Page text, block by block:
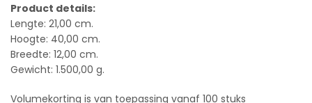
Product details:
Lengte: 21,00 cm.
Hoogte: 40,00 cm.
Breedte: 12,00 cm.
Gewicht: 1.500,00 g.
Volumekorting is van toepassing vanaf 100 stuks